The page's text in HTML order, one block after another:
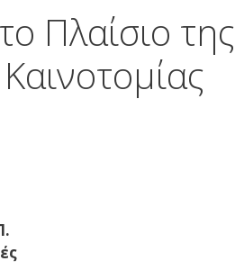
Πλαίσιο της